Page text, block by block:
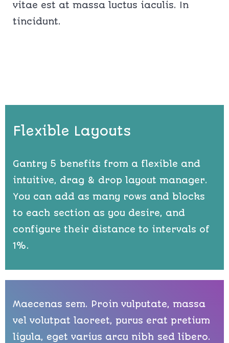
vitae est at massa luctus iaculis. In
tincidunt.
Flexible Layouts
Gantry 5 benefits from a flexible and
intuitive, drag & drop layout manager.
You can add as many rows and blocks
to each section as you desire, and
configure their distance to intervals of
1%.
Maecenas sem. Proin vulputate, massa
vel volutpat laoreet, purus erat pretium
ligula, eget varius arcu nibh sed libero.